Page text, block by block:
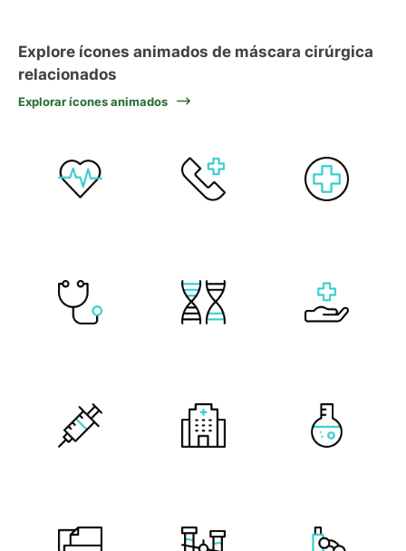
Explore ícones animados de máscara cirúrgica
relacionados
Explorar ícones animados